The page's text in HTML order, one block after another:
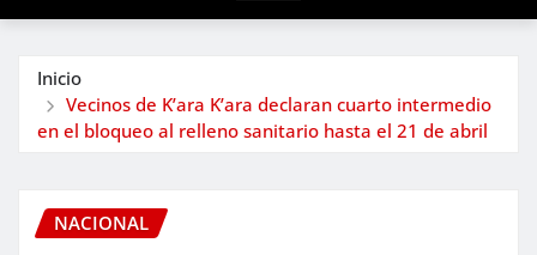
Inicio
Vecinos de K’ara K’ara declaran cuarto intermedio
en el bloqueo al relleno sanitario hasta el 21 de abril
NACIONAL